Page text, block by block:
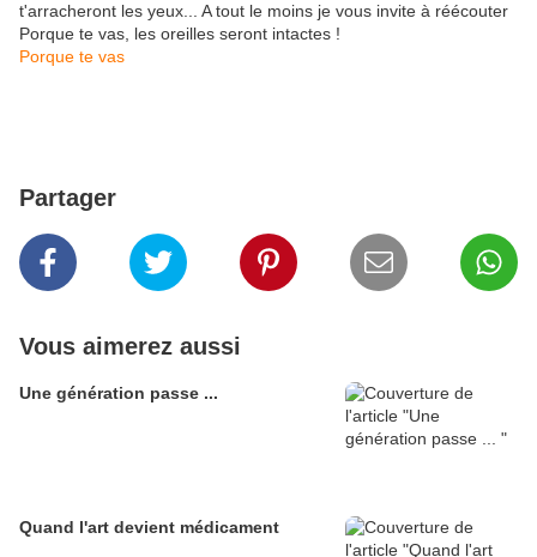
t'arracheront les yeux... A tout le moins je vous invite à réécouter
Porque te vas, les oreilles seront intactes !
Porque te vas
Partager
Vous aimerez aussi
Une génération passe ...
Quand l'art devient médicament